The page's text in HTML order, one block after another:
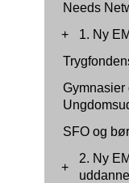
Needs
+
1. Ny
Gymnasier
SFO og
+
2. Ny